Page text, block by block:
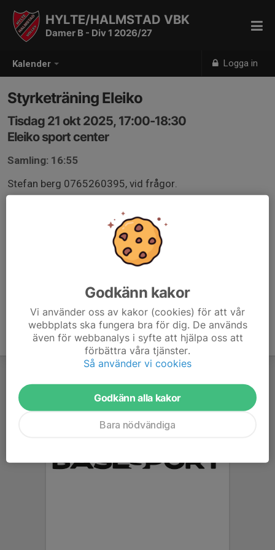
Kalender Logga in
HYLTE/HALMSTAD VBK
Damer B - Div 1 2026/27
Styrketräning Eleiko
Tisdag 21 okt 2025, 17:00-18:30
Eleiko sport center
Samling: 16:55
Stefan berg 0765260395, vid frågor.
Godkänn kakor
Vi använder oss av kakor (cookies) för att vår
webbplats ska fungera bra för dig. De används
även för webbanalys i syfte att hjälpa oss att
förbättra våra tjänster.
Så använder vi cookies
Godkänn alla kakor
Bara nödvändiga